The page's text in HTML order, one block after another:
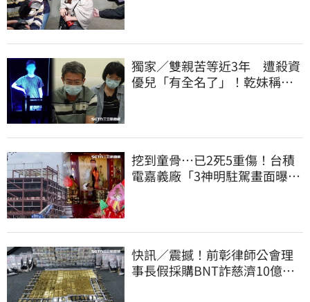
獨家／雙親苦等近3年 遭殺資
優兒「有全名了」！乾妹稱賠
挖到童骨…已2死5重傷！台積
電嘉義廠「3神明駐駕畫面曝
快訊／震撼！前彰律師公會理
事長假採購BNT詐慈濟10億、